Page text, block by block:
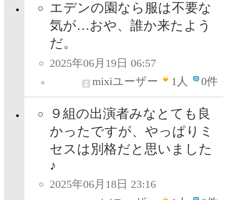
エデンの園なら服は不要な
気が…おや、誰か来たよう
だ。
2025年06月19日 06:57
mixiユーザー
1人 0件
９組の出演者みなとても良
かったですが、やっぱりミ
セスは別格だと思いました
♪
2025年06月18日 23:16